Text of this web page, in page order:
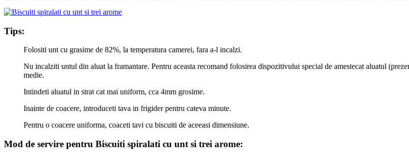
Tips:
Folositi unt cu grasime de 82%, la temperatura camerei, fara a-l incalzi.
Nu incalziti untul din aluat la framantare. Pentru aceasta recomand folosirea dispozitivului special de amestecat aluatul
medie.
Intindeti aluatul in strat cat mai uniform, cca 4mm grosime.
Inainte de coacere, introduceti tava in frigider pentru cateva minute.
Pentru o coacere uniforma, coaceti tavi cu biscuiti de aceeasi dimensiune.
Mod de servire pentru Biscuiti spiralati cu unt si trei arome: